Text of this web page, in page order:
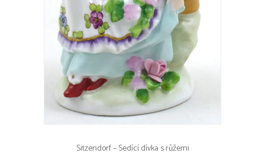
Sitzendorf – Sedící dívka s růžemi